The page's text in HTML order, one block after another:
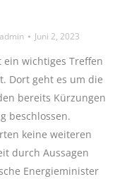
admin Juni 2, 2023
ein wichtiges Treffen
Dort geht es um die
bereits Kürzungen
beschlossen.
keine weiteren
durch Aussagen
Energieminister